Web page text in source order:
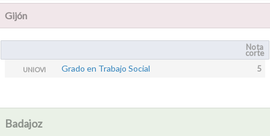
Gijón
Nota
corte
UNIOVI Grado en Trabajo Social 5
Badajoz